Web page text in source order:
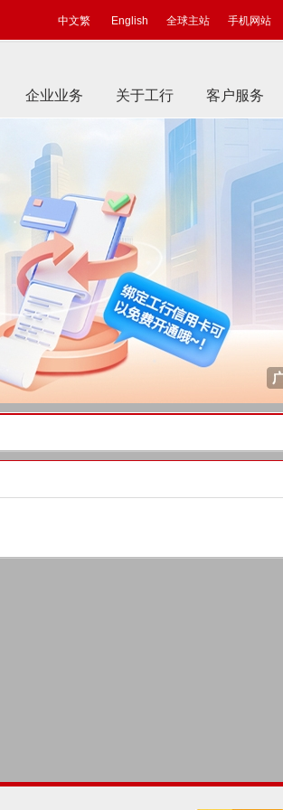
中文繁 English 全球主站 手机网站
企业业务 关于工行 客户服务